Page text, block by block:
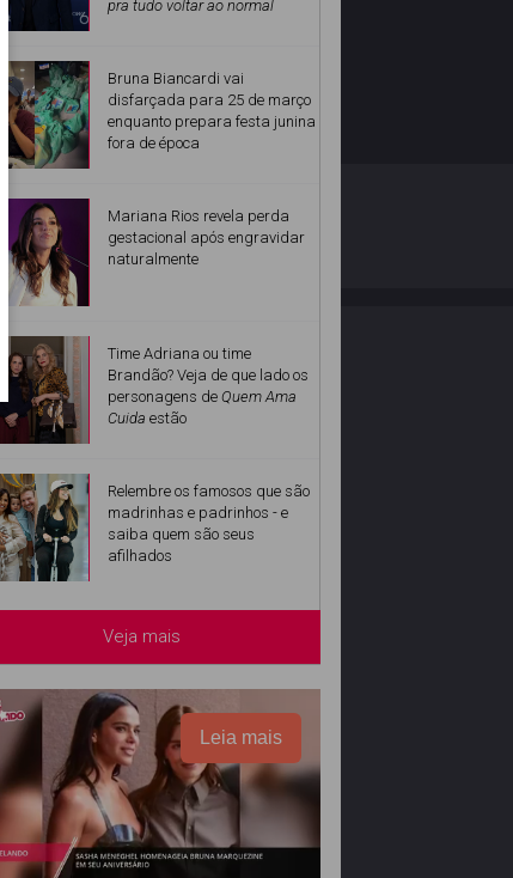
pra tudo voltar ao normal
Bruna Biancardi vai
disfarçada para 25 de março
enquanto prepara festa junina
fora de época
Mariana Rios revela perda
gestacional após engravidar
naturalmente
Time Adriana ou time
Brandão? Veja de que lado os
personagens de Quem Ama
Cuida estão
Relembre os famosos que são
madrinhas e padrinhos - e
saiba quem são seus
afilhados
Veja mais
Leia mais
Desenvolvido por